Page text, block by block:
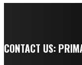
CONTACT US: